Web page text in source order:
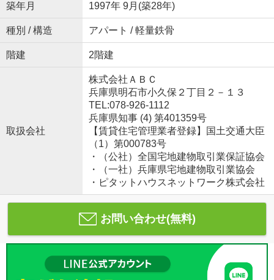
築年月 1997年 9月(築28年)
種別 / 構造 アパート / 軽量鉄骨
階建 2階建
取扱会社
株式会社ＡＢＣ
兵庫県明石市小久保２丁目２－１３
TEL:078-926-1112
兵庫県知事 (4) 第401359号
【賃貸住宅管理業者登録】国土交通大臣
（1）第000783号
・（公社）全国宅地建物取引業保証協会
・（一社）兵庫県宅地建物取引業協会
・ピタットハウスネットワーク株式会社
お問い合わせ(無料)